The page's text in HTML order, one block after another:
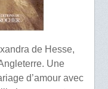
de Hesse,
Une
d’amour avec